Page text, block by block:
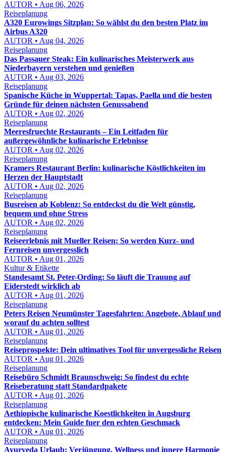
AUTOR • Aug 06, 2026
Reiseplanung
A320 Eurowings Sitzplan: So wählst du den besten Platz im
Airbus A320
AUTOR • Aug 04, 2026
Reiseplanung
Das Passauer Steak: Ein kulinarisches Meisterwerk aus
Niederbayern verstehen und genießen
AUTOR • Aug 03, 2026
Reiseplanung
Spanische Küche in Wuppertal: Tapas, Paella und die besten
Gründe für deinen nächsten Genussabend
AUTOR • Aug 02, 2026
Reiseplanung
Meeresfruechte Restaurants – Ein Leitfaden für
außergewöhnliche kulinarische Erlebnisse
AUTOR • Aug 02, 2026
Reiseplanung
Kramers Restaurant Berlin: kulinarische Köstlichkeiten im
Herzen der Hauptstadt
AUTOR • Aug 02, 2026
Reiseplanung
Busreisen ab Koblenz: So entdeckst du die Welt günstig,
bequem und ohne Stress
AUTOR • Aug 02, 2026
Reiseplanung
Reiseerlebnis mit Mueller Reisen: So werden Kurz- und
Fernreisen unvergesslich
AUTOR • Aug 01, 2026
Kultur & Etikette
Standesamt St. Peter-Ording: So läuft die Trauung auf
Eiderstedt wirklich ab
AUTOR • Aug 01, 2026
Reiseplanung
Peters Reisen Neumünster Tagesfahrten: Angebote, Ablauf und
worauf du achten solltest
AUTOR • Aug 01, 2026
Reiseplanung
Reiseprospekte: Dein ultimatives Tool für unvergessliche Reisen
AUTOR • Aug 01, 2026
Reiseplanung
Reisebüro Schmidt Braunschweig: So findest du echte
Reiseberatung statt Standardpakete
AUTOR • Aug 01, 2026
Reiseplanung
Aethiopische kulinarische Koestlichkeiten in Augsburg
entdecken: Mein Guide fuer den echten Geschmack
AUTOR • Aug 01, 2026
Reiseplanung
Ayurveda Urlaub: Verjüngung, Wellness und innere Harmonie